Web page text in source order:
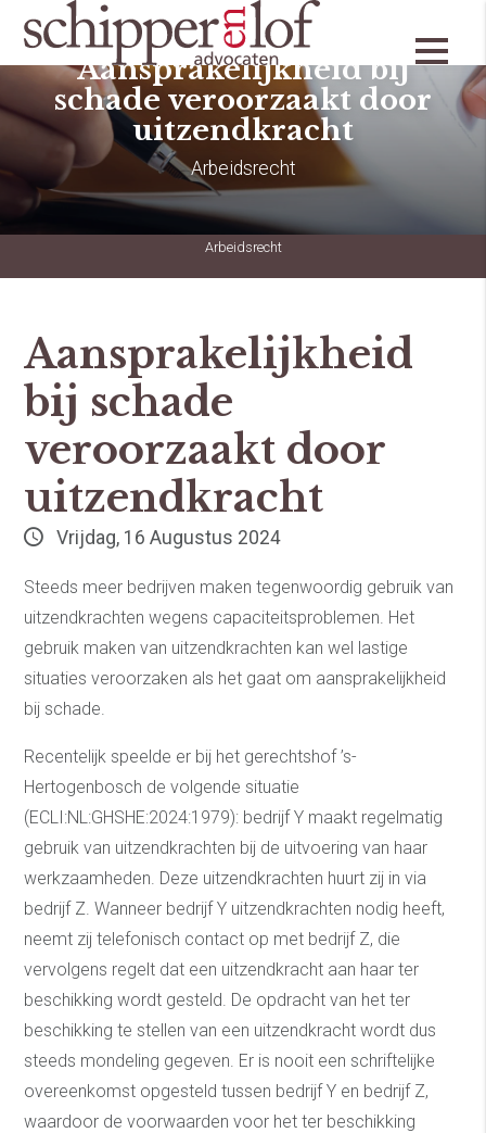
Aansprakelijkheid bij
schade veroorzaakt door
uitzendkracht
Arbeidsrecht
Arbeidsrecht
Aansprakelijkheid
bij schade
veroorzaakt door
uitzendkracht
Vrijdag, 16 Augustus 2024
Steeds meer bedrijven maken tegenwoordig gebruik van
uitzendkrachten wegens capaciteitsproblemen. Het
gebruik maken van uitzendkrachten kan wel lastige
situaties veroorzaken als het gaat om aansprakelijkheid
bij schade.
Recentelijk speelde er bij het gerechtshof ’s-
Hertogenbosch de volgende situatie
(ECLI:NL:GHSHE:2024:1979): bedrijf Y maakt regelmatig
gebruik van uitzendkrachten bij de uitvoering van haar
werkzaamheden. Deze uitzendkrachten huurt zij in via
bedrijf Z. Wanneer bedrijf Y uitzendkrachten nodig heeft,
neemt zij telefonisch contact op met bedrijf Z, die
vervolgens regelt dat een uitzendkracht aan haar ter
beschikking wordt gesteld. De opdracht van het ter
beschikking te stellen van een uitzendkracht wordt dus
steeds mondeling gegeven. Er is nooit een schriftelijke
overeenkomst opgesteld tussen bedrijf Y en bedrijf Z,
waardoor de voorwaarden voor het ter beschikking